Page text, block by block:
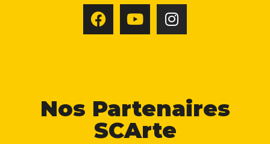
Nos Partenaires
SCArte